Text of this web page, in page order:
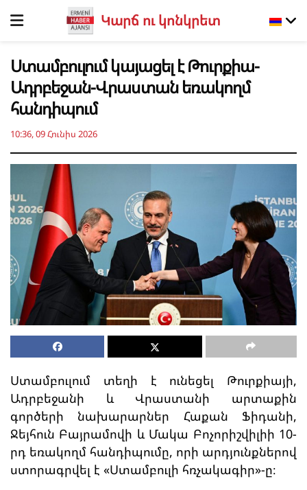
Կարճ ու կոնկրետ
Ստամբուլում կայացել է Թուրքիա-
Ադրբեջան-Վրաստան եռակողմ
հանդիպում
10:36, 09 Հունիս 2026
Ստամբուլում տեղի է ունեցել Թուրքիայի,
Ադրբեջանի և Վրաստանի արտաքին
գործերի նախարարներ Հաքան Ֆիդանի,
Ջեյհուն Բայրամովի և Մակա Բոչորիշվիլիի 10-
րդ եռակողմ հանդիպումը, որի արդյունքներով
ստորագրվել է «Ստամբուլի հռչակագիր»-ը։